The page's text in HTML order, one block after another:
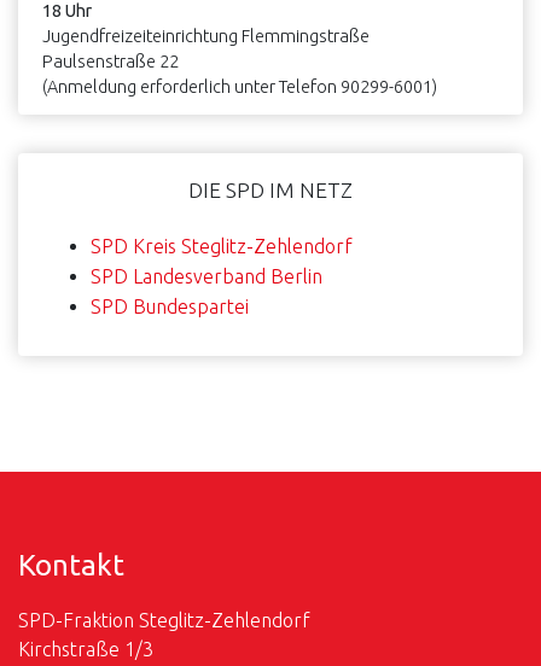
18 Uhr
Jugendfreizeiteinrichtung Flemmingstraße
Paulsenstraße 22
(Anmeldung erforderlich unter Telefon 90299-6001)
DIE SPD IM NETZ
SPD Kreis Steglitz-Zehlendorf
SPD Landesverband Berlin
SPD Bundespartei
Kontakt
SPD-Fraktion Steglitz-Zehlendorf
Kirchstraße 1/3